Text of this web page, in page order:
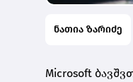
ნათია ზარიძე
Microsoft